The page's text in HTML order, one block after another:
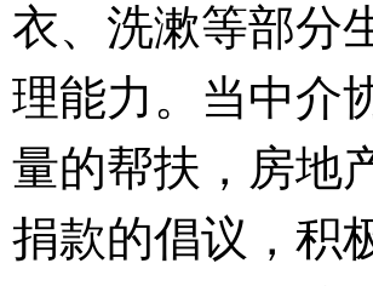
衣、洗漱等部分
理能力。当中介
量的帮扶，房地
捐款的倡议，积